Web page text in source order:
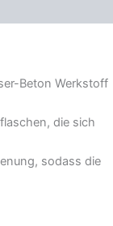
Beton Werkstoff
die sich
sodass die